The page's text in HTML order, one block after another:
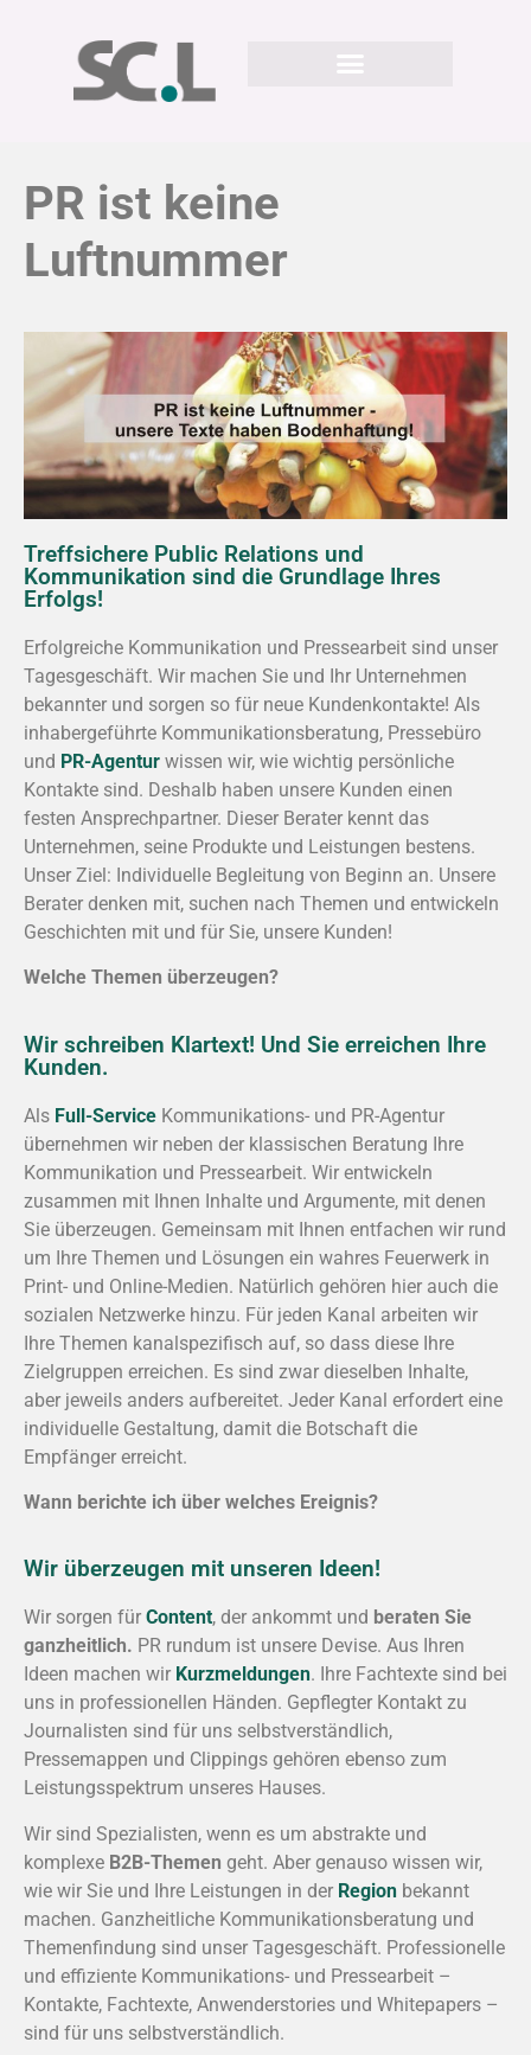
PR ist keine
Luftnummer
Treffsichere Public Relations und
Kommunikation sind die Grundlage Ihres
Erfolgs!
Erfolgreiche Kommunikation und Pressearbeit sind unser
Tagesgeschäft. Wir machen Sie und Ihr Unternehmen
bekannter und sorgen so für neue Kundenkontakte! Als
inhabergeführte Kommunikationsberatung, Pressebüro
und PR-Agentur wissen wir, wie wichtig persönliche
Kontakte sind. Deshalb haben unsere Kunden einen
festen Ansprechpartner. Dieser Berater kennt das
Unternehmen, seine Produkte und Leistungen bestens.
Unser Ziel: Individuelle Begleitung von Beginn an. Unsere
Berater denken mit, suchen nach Themen und entwickeln
Geschichten mit und für Sie, unsere Kunden!
Welche Themen überzeugen?
Wir schreiben Klartext! Und Sie erreichen Ihre
Kunden.
Als Full-Service Kommunikations- und PR-Agentur
übernehmen wir neben der klassischen Beratung Ihre
Kommunikation und Pressearbeit. Wir entwickeln
zusammen mit Ihnen Inhalte und Argumente, mit denen
Sie überzeugen. Gemeinsam mit Ihnen entfachen wir rund
um Ihre Themen und Lösungen ein wahres Feuerwerk in
Print- und Online-Medien. Natürlich gehören hier auch die
sozialen Netzwerke hinzu. Für jeden Kanal arbeiten wir
Ihre Themen kanalspezifisch auf, so dass diese Ihre
Zielgruppen erreichen. Es sind zwar dieselben Inhalte,
aber jeweils anders aufbereitet. Jeder Kanal erfordert eine
individuelle Gestaltung, damit die Botschaft die
Empfänger erreicht.
Wann berichte ich über welches Ereignis?
Wir überzeugen mit unseren Ideen!
Wir sorgen für Content, der ankommt und beraten Sie
ganzheitlich. PR rundum ist unsere Devise. Aus Ihren
Ideen machen wir Kurzmeldungen. Ihre Fachtexte sind bei
uns in professionellen Händen. Gepflegter Kontakt zu
Journalisten sind für uns selbstverständlich,
Pressemappen und Clippings gehören ebenso zum
Leistungsspektrum unseres Hauses.
Wir sind Spezialisten, wenn es um abstrakte und
komplexe B2B-Themen geht. Aber genauso wissen wir,
wie wir Sie und Ihre Leistungen in der Region bekannt
machen. Ganzheitliche Kommunikationsberatung und
Themenfindung sind unser Tagesgeschäft. Professionelle
und effiziente Kommunikations- und Pressearbeit –
Kontakte, Fachtexte, Anwenderstories und Whitepapers –
sind für uns selbstverständlich.